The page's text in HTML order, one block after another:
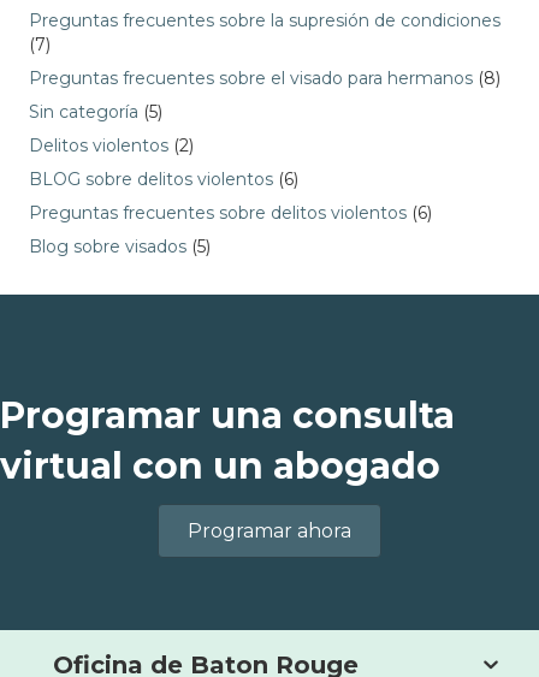
Preguntas frecuentes sobre la supresión de condiciones
(7)
Preguntas frecuentes sobre el visado para hermanos (8)
Sin categoría (5)
Delitos violentos (2)
BLOG sobre delitos violentos (6)
Preguntas frecuentes sobre delitos violentos (6)
Blog sobre visados (5)
Programar una consulta
virtual con un abogado
Programar ahora
Oficina de Baton Rouge